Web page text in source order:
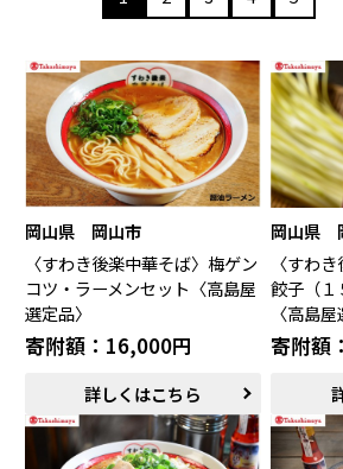
ファッション
世田谷区（東京都）横浜市（神奈
小田原市（神奈川県）三浦市（神
中部エリア
新発田市（新潟県）南魚沼市（新
輪島市（石川県）
加賀市（石川県
鯖江市（福井県）若狭町（福井県
都留市（山梨県）岐阜県（岐阜県
高山市（岐阜県）
関市（岐阜県）
中津川市（岐阜県）
美濃加茂市
富士市（静岡県）
近畿エリア
岡山県 岡山市
〈すわき後楽中華そば〉梅ゲン
コツ・ラーメンセット〈高島屋
選定品〉
寄附額：16,000円
詳しくはこちら
岡山県
〈すわ
餃子（１
〈高島屋
寄附額